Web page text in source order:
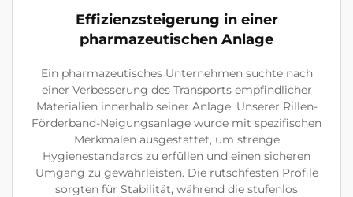
Effizienzsteigerung in einer
pharmazeutischen Anlage
Ein pharmazeutisches Unternehmen suchte nach
einer Verbesserung des Transports empfindlicher
Materialien innerhalb seiner Anlage. Unserer Rillen-
Förderband-Neigungsanlage wurde mit spezifischen
Merkmalen ausgestattet, um strenge
Hygienestandards zu erfüllen und einen sicheren
Umgang zu gewährleisten. Die rutschfesten Profile
sorgten für Stabilität, während die stufenlos